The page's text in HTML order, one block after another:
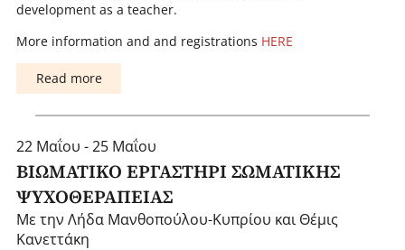
development as a teacher.
More information and and registrations HERE
Read more
22 Μαΐου - 25 Μαΐου
ΒΙΩΜΑΤΙΚΟ ΕΡΓΑΣΤΗΡΙ ΣΩΜΑΤΙΚΗΣ
ΨΥΧΟΘΕΡΑΠΕΙΑΣ
Με την Λήδα Μανθοπούλου-Κυπρίου και Θέμις
Κανεττάκη